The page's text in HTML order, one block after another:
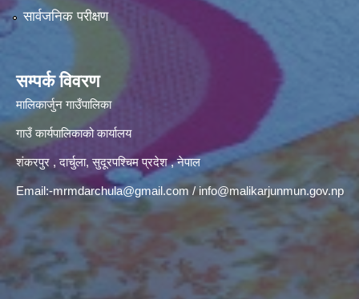
सार्वजनिक परीक्षण
सम्पर्क विवरण
मालिकार्जुन गाउँपालिका
गाउँ कार्यपालिकाको कार्यालय
शंकरपुर , दार्चुला, सुदूरपश्चिम प्रदेश , नेपाल
Email:-mrmdarchula@gmail.com /info@malikarjunmun.gov.np